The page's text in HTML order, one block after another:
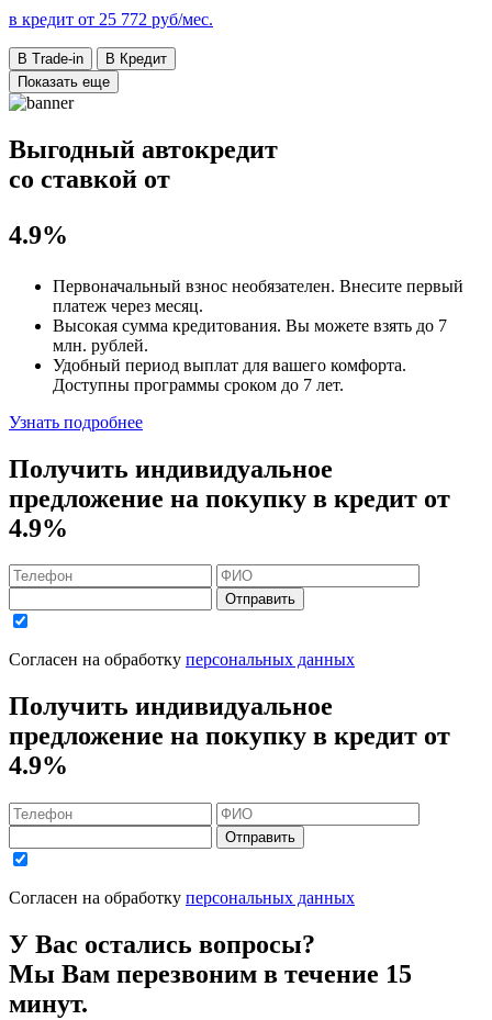
в кредит от 25 772 руб/мес.
В Trade-in
В Кредит
Показать еще
Выгодный автокредит
со ставкой от
4.9%
Первоначальный взнос необязателен. Внесите первый
платеж через месяц.
Высокая сумма кредитования. Вы можете взять до 7
млн. рублей.
Удобный период выплат для вашего комфорта.
Доступны программы сроком до 7 лет.
Узнать подробнее
Получить индивидуальное
предложение на покупку в кредит от
4.9%
Отправить
Согласен на обработку персональных данных
Получить индивидуальное
предложение на покупку в кредит от
4.9%
Отправить
Согласен на обработку персональных данных
У Вас остались вопросы?
Мы Вам перезвоним в течение 15
минут.